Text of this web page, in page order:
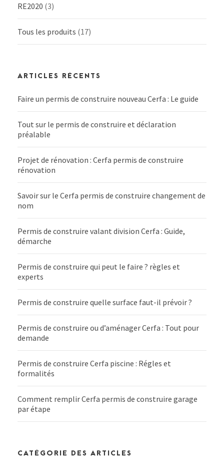
RE2020 (3)
Tous les produits (17)
ARTICLES RÉCENTS
Faire un permis de construire nouveau Cerfa : Le guide
Tout sur le permis de construire et déclaration
préalable
Projet de rénovation : Cerfa permis de construire
rénovation
Savoir sur le Cerfa permis de construire changement de
nom
Permis de construire valant division Cerfa : Guide,
démarche
Permis de construire qui peut le faire ? règles et
experts
Permis de construire quelle surface faut-il prévoir ?
Permis de construire ou d’aménager Cerfa : Tout pour
demande
Permis de construire Cerfa piscine : Régles et
formalités
Comment remplir Cerfa permis de construire garage
par étape
CATÉGORIE DES ARTICLES